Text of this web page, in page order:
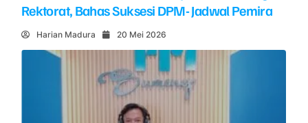
Rektorat, Bahas Suksesi DPM- Jadwal Pemira
Harian Madura 20 Mei 2026